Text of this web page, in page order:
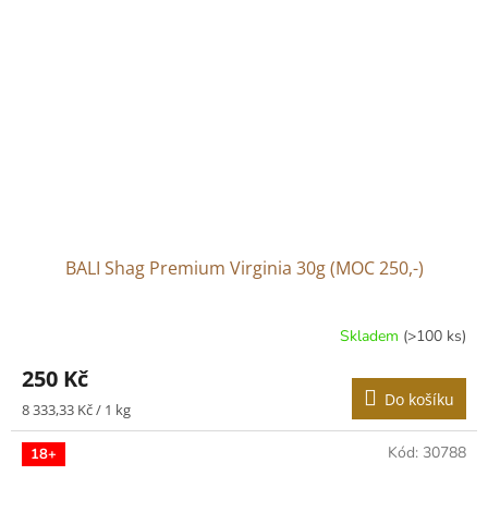
BALI Shag Premium Virginia 30g (MOC 250,-)
Skladem (>100 ks)
250 Kč
Měrná
cena:
8 333,33 Kč / 1 kg Do košíku
18+ Kód: 30788